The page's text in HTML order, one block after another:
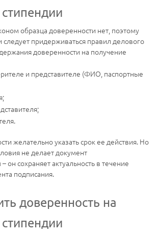
образца доверенности нет, поэтому
следует придерживаться правил делового
доверенности на получение
и представителе (ФИО, паспортные
желательно указать срок ее действия. Но
не делает документ
он сохраняет актуальность в течение
подписания.
доверенность на